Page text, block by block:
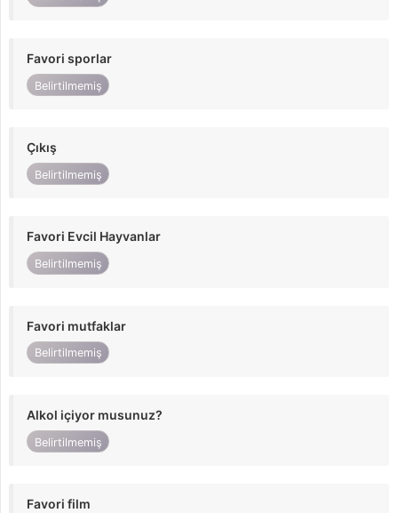
Favori sporlar
Belirtilmemiş
Çıkış
Belirtilmemiş
Favori Evcil Hayvanlar
Belirtilmemiş
Favori mutfaklar
Belirtilmemiş
Alkol içiyor musunuz?
Belirtilmemiş
Favori film